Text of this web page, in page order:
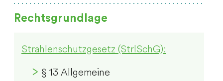
Rechtsgrundlage
Strahlenschutzgesetz (StrlSchG):
§ 13 Allgemeine